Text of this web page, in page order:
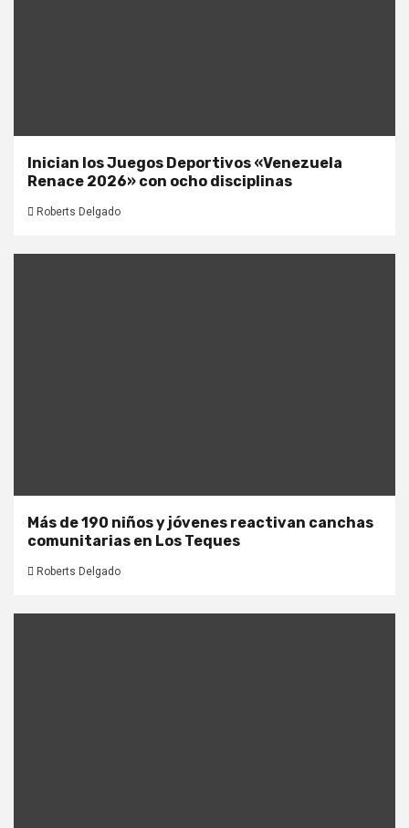
Inician los Juegos Deportivos «Venezuela
Renace 2026» con ocho disciplinas
Roberts Delgado
Más de 190 niños y jóvenes reactivan canchas
comunitarias en Los Teques
Roberts Delgado